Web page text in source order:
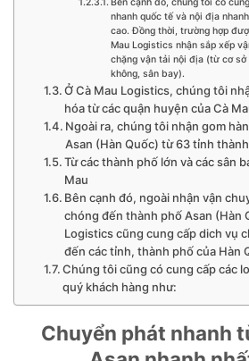
Bên cạnh đó, chúng tôi có
nhanh quốc tế và nội địa
cao. Đồng thời, trường hợp
Mau Logistics nhận sắp xếp
chặng vận tải nội địa (từ cơ sở
không, sân bay).
Ở Cà Mau Logistics, chúng tôi
hóa từ các quận huyện của Cà
Ngoài ra, chúng tôi nhận gom
Asan (Hàn Quốc) từ 63 tỉnh
Từ các thành phố lớn và các sân
Mau
Bên cạnh đó, ngoài nhận vận
chóng đến thành phố Asan (Hàn
Logistics cũng cung cấp dich vụ
đến các tỉnh, thành phố của Hàn
Chúng tôi cũng có cung cấp các
quý khách hàng như:
Chuyển phát nhanh